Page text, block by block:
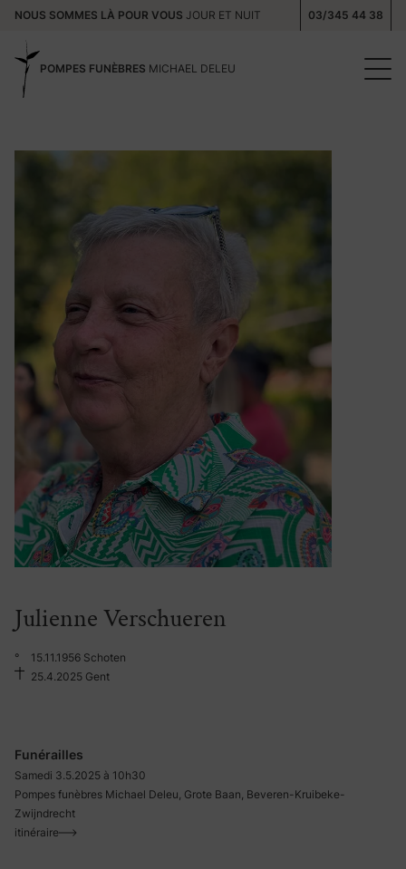
NOUS SOMMES LÀ POUR VOUS JOUR ET NUIT 03/345 44 38
POMPES FUNÈBRES MICHAEL DELEU
Julienne Verschueren
°
15.11.1956 Schoten
25.4.2025 Gent
Funérailles
Samedi 3.5.2025 à 10h30
Pompes funèbres Michael Deleu, Grote Baan, Beveren-Kruibeke-
Zwijndrecht
itinéraire